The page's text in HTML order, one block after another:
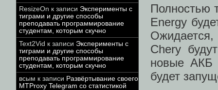
ResizeOn к записи Эксперименты с
тиграми и другие способы
преподавать программирование
студентам, которым скучно
Text2Vid к записи Эксперименты с
тиграми и другие способы
преподавать программирование
студентам, которым скучно
всым к записи Развёртывание своего
MTProxy Telegram со статистикой
Полностью
Energy
Chery
новые АКБ
будет